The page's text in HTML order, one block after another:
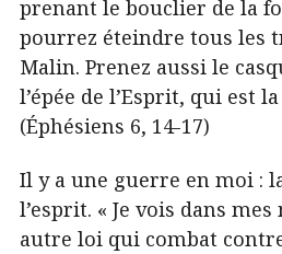
prenant le bouclier de la
pourrez éteindre tous les
Malin. Prenez aussi le
l’épée de l’Esprit, qui est
(Éphésiens 6, 14-17)
Il y a une guerre en moi :
l’esprit. « Je vois dans
autre loi qui combat